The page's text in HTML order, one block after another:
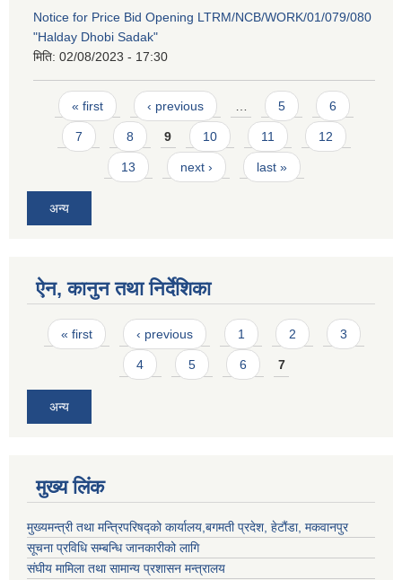
Notice for Price Bid Opening LTRM/NCB/WORK/01/079/080
"Halday Dhobi Sadak"
मिति: 02/08/2023 - 17:30
Pages
« first ‹ previous 5 6
7 8 9 10 11 12
13 next › last »
अन्य
ऐन, कानुन तथा निर्देशिका
Pages
« first ‹ previous 1 2 3
4 5 6 7
अन्य
मुख्य लिंक
मुख्यमन्त्री तथा मन्त्रिपरिषद्को कार्यालय,बगमती प्रदेश, हेटौंडा, मकवानपुर
सूचना प्रविधि सम्बन्धि जानकारीको लागि
संघीय मामिला तथा सामान्य प्रशासन मन्त्रालय